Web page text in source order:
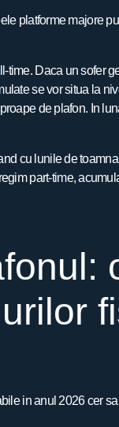
platforme majore
time. Daca un sofer
se vor situa la
de plafon. In
cu lunile de
part-time,
in anul 2026 cer